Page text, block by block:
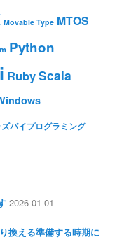
Movable Type MTOS
Python
RubyScala
ズパイプログラミング
2026-01-01
換える準備する時期に